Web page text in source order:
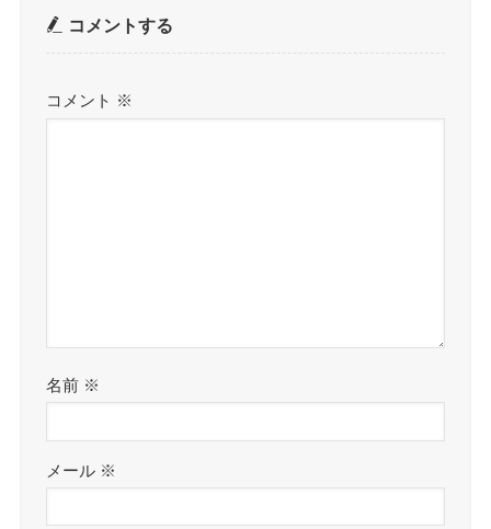
コメントする
コメント ※
名前 ※
メール ※